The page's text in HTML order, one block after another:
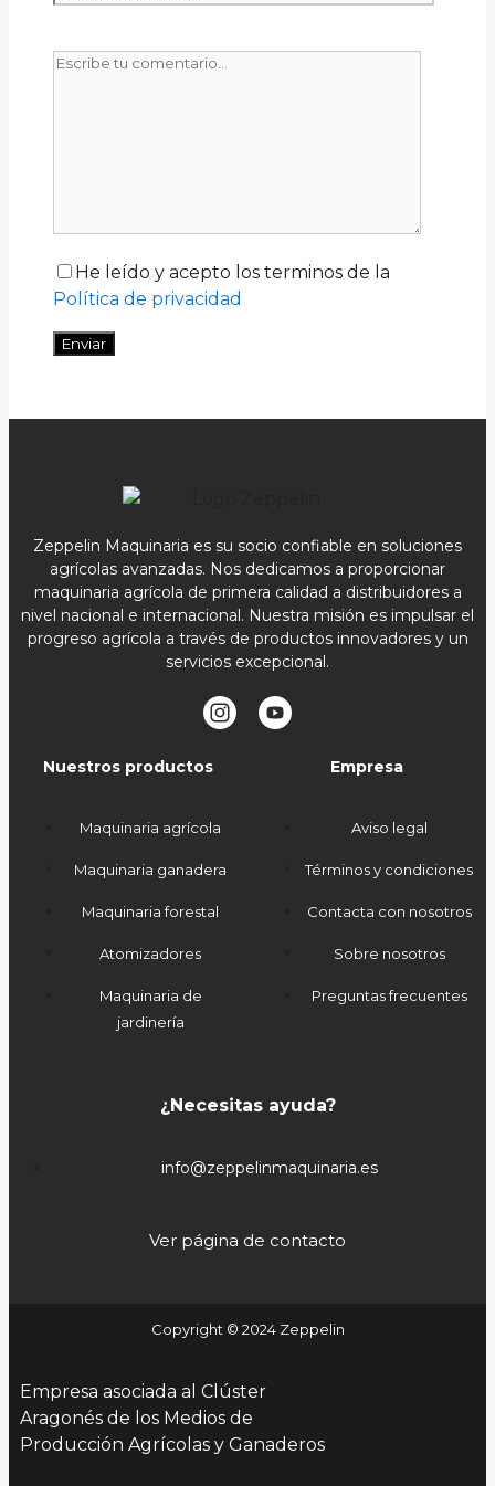
He leído y acepto los terminos de la
Política de privacidad
Zeppelin Maquinaria es su socio confiable en soluciones
agrícolas avanzadas. Nos dedicamos a proporcionar
maquinaria agrícola de primera calidad a distribuidores a
nivel nacional e internacional. Nuestra misión es impulsar el
progreso agrícola a través de productos innovadores y un
servicios excepcional.
Nuestros productos
Maquinaria agrícola
Maquinaria ganadera
Maquinaria forestal
Atomizadores
Maquinaria de
jardinería
Empresa
Aviso legal
Términos y condiciones
Contacta con nosotros
Sobre nosotros
Preguntas frecuentes
¿Necesitas ayuda?
info@zeppelinmaquinaria.es
Ver página de contacto
Copyright © 2024 Zeppelin
Empresa asociada al Clúster
Aragonés de los Medios de
Producción Agrícolas y Ganaderos